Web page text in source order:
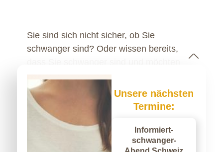
Sie sind sich nicht sicher, ob Sie
schwanger sind? Oder wissen bereits,
sich zu einem bestimmten Thema
informieren? Sie suchen eine Fachstelle,
die Ihnen Ihre Fragen beantworten kann
oder möchten gerne Infomaterial zum
Thema Schwangerschaft und Geburt in
Ihrer Praxis auflegen? Wir haben auf
Unsere nächsten
Termine:
Informiert-
schwanger-